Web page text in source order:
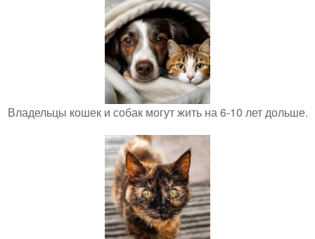
Владельцы кошек и собак могут жить на 6-10 лет дольше.